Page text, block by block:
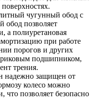
чугунный обод с
позволяет
а полиуретановая
при работе
порогов и других
подшипником,
трения.
надежно защищен от
колесо можно
позволяет безопасно